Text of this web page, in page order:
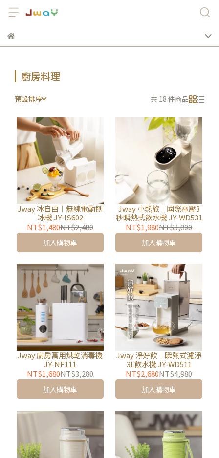
廚房料理
預設排序 共 18 件商品
Jway 冰自由︱無線電動刨
冰機 JY-IS602
NT$1,480NT$2,480
加入購物車
Jway 小熱旅｜國際電壓3
秒瞬熱式飲水機 JY-WD531
NT$1,980NT$3,800
加入購物車
Jway 廚房萬用烘乾消毒機
JY-NF111
NT$1,680NT$3,280
加入購物車
Jway 淨好飲｜瞬熱式濾淨
3L飲水機 JY-WD511
NT$2,680NT$4,980
加入購物車